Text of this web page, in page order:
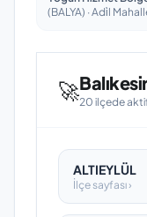
(BALYA) · Adi̇l
🚀20 ilçede
ALTIEYLÜL
İlçe sayfası ›